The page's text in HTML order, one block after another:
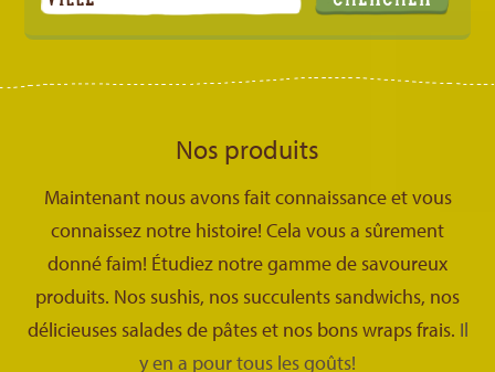
Nos produits
Maintenant nous avons fait connaissance et vous
connaissez notre histoire! Cela vous a sûrement
donné faim! Étudiez notre gamme de savoureux
produits. Nos sushis, nos succulents sandwichs, nos
délicieuses salades de pâtes et nos bons wraps frais. Il
y en a pour tous les goûts!